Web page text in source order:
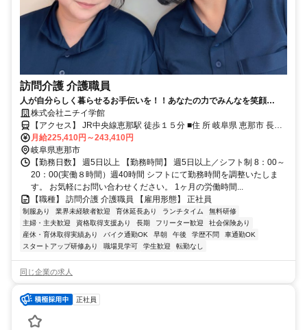
訪問介護 介護職員
人が自分らしく暮らせるお手伝いを！！あなたの力でみんなを笑顔
に！！
株式会社ニチイ学館
【アクセス】 JR中央線恵那駅 徒歩１５分 ■住 所 岐阜県 恵那市 長島
町中野二丁目４番地５BILD杜２階西室 ■アクセス JR中央線恵那駅 徒
歩１５分
月給225,410円～243,410円
岐阜県恵那市
【勤務日数】 週5日以上 【勤務時間】 週5日以上／シフト制 8：00～
20：00(実働８時間）週40時間 シフトにて勤務時間を調整いたしま
す。 お気軽にお問い合わせください。 1ヶ月の労働時間...
【職種】 訪問介護 介護職員 【雇用形態】 正社員
制服あり 業界未経験者歓迎 育休延長あり ランチタイム
無料研修
主婦・主夫歓迎
資格取得支援あり 長期 フリーター歓迎
社会保険あり
産休・育休取得実績あり
バイク通勤OK 早朝 午後 学歴不問
車通勤OK
スタートアップ研修あり
職場見学可 学生歓迎 転勤なし
同じ企業の求人
正社員